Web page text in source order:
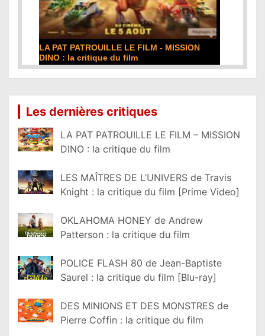
DE LA COMÉDIE-FRANÇAISE : la critique du
film
Les dernières critiques
LA PAT PATROUILLE LE FILM – MISSION
DINO : la critique du film
LES MAÎTRES DE L’UNIVERS de Travis
Knight : la critique du film [Prime Video]
OKLAHOMA HONEY de Andrew
Patterson : la critique du film
POLICE FLASH 80 de Jean-Baptiste
Saurel : la critique du film [Blu-ray]
DES MINIONS ET DES MONSTRES de
Pierre Coffin : la critique du film